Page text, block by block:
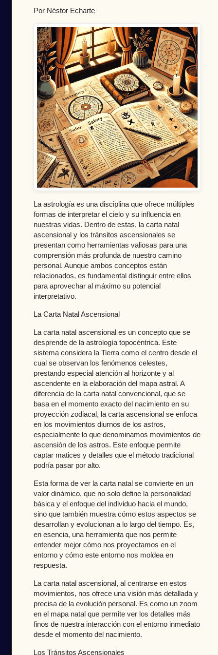
Por Néstor Echarte
La astrología es una disciplina que ofrece múltiples
formas de interpretar el cielo y su influencia en
nuestras vidas. Dentro de estas, la carta natal
ascensional y los tránsitos ascensionales se
presentan como herramientas valiosas para una
comprensión más profunda de nuestro camino
personal. Aunque ambos conceptos están
relacionados, es fundamental distinguir entre ellos
para aprovechar al máximo su potencial
interpretativo.
La Carta Natal Ascensional
La carta natal ascensional es un concepto que se
desprende de la astrología topocéntrica. Este
sistema considera la Tierra como el centro desde el
cual se observan los fenómenos celestes,
prestando especial atención al horizonte y al
ascendente en la elaboración del mapa astral. A
diferencia de la carta natal convencional, que se
basa en el momento exacto del nacimiento en su
proyección zodiacal, la carta ascensional se enfoca
en los movimientos diurnos de los astros,
especialmente lo que denominamos movimientos de
ascensión de los astros. Este enfoque permite
captar matices y detalles que el método tradicional
podría pasar por alto.
Esta forma de ver la carta natal se convierte en un
valor dinámico, que no solo define la personalidad
básica y el enfoque del individuo hacia el mundo,
sino que también muestra cómo estos aspectos se
desarrollan y evolucionan a lo largo del tiempo. Es,
en esencia, una herramienta que nos permite
entender mejor cómo nos proyectamos en el
entorno y cómo este entorno nos moldea en
respuesta.
La carta natal ascensional, al centrarse en estos
movimientos, nos ofrece una visión más detallada y
precisa de la evolución personal. Es como un zoom
en el mapa natal que permite ver los detalles más
finos de nuestra interacción con el entorno inmediato
desde el momento del nacimiento.
Los Tránsitos Ascensionales